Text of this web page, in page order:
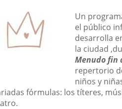
Un
el público
desarrolla
la ciudad
Menudo fin
repertorio
niños y
fórmulas: los títeres,